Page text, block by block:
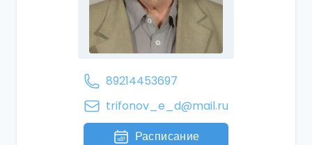
89214453697
trifonov_e_d@mail.ru
Расписание